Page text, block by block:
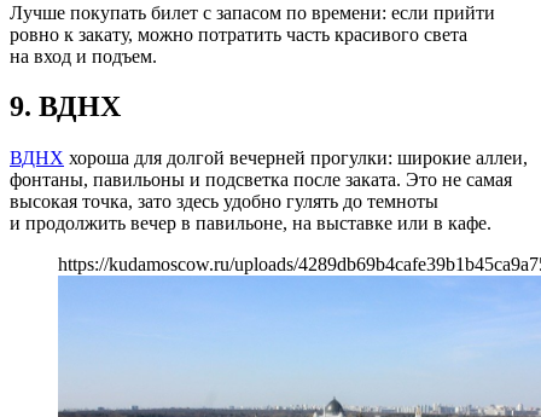
Лучше покупать билет с запасом по времени: если прийти
ровно к закату, можно потратить часть красивого света
на вход и подъем.
9. ВДНХ
ВДНХ хороша для долгой вечерней прогулки: широкие аллеи,
фонтаны, павильоны и подсветка после заката. Это не самая
высокая точка, зато здесь удобно гулять до темноты
и продолжить вечер в павильоне, на выставке или в кафе.
https://kudamoscow.ru/uploads/